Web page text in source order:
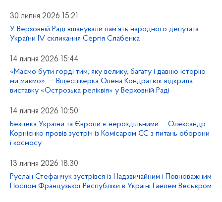
30 липня 2026 15:21
У Верховній Раді вшанували пам’ять народного депутата
України IV скликання Сергія Слабенка
14 липня 2026 15:44
«Маємо бути горді тим, яку велику, багату і давню історію
ми маємо», — Віцеспікерка Олена Кондратюк відкрила
виставку «Острозька реліквія» у Верховній Раді
14 липня 2026 10:50
Безпека України та Європи є нероздільними — Олександр
Корнієнко провів зустріч із Комісаром ЄС з питань оборони
і космосу
13 липня 2026 18:30
Руслан Стефанчук зустрівся із Надзвичайним і Повноважним
Послом Французької Республіки в Україні Гаелем Весьєром